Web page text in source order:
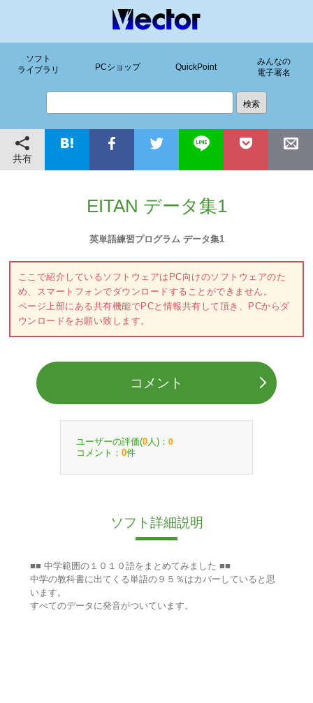
ソフト
ライブラリ
PCショップ QuickPoint
みんなの
電子署名
共有
EITAN データ集1
英単語練習プログラム データ集1
ここで紹介しているソフトウェアはPC向けのソフトウェアのた
め、スマートフォンでダウンロードすることができません。
ページ上部にある共有機能でPCと情報共有して頂き、PCからダ
ウンロードをお願い致します。
コメント
ユーザーの評価(0 人)： 0
コメント： 0件
ソフト詳細説明
■■ 中学範囲の１０１０語をまとめてみました ■■
中学の教科書に出てくる単語の９５％はカバーしていると思
います。
すべてのデータに発音がついています。